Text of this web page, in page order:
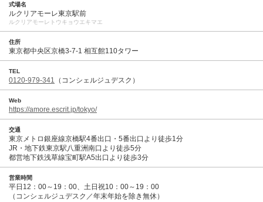
式場名
ルクリアモーレ東京駅前
ルクリアモーレトウキョウエキマエ
住所
東京都中央区京橋3-7-1 相互館110タワー
TEL
0120-979-341 （コンシェルジュデスク）
Web
https://amore.escrit.jp/tokyo/
交通
東京メトロ銀座線京橋駅4番出口・5番出口より徒歩1分
JR・地下鉄東京駅八重洲南口より徒歩5分
都営地下鉄浅草線宝町駅A5出口より徒歩3分
営業時間
平日12：00～19：00、土日祝10：00～19：00
（コンシェルジュデスク／年末年始を除き無休）